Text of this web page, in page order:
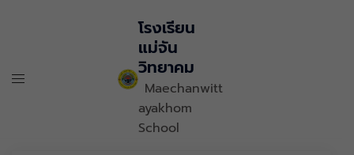
โรงเรียน
แม่จัน
วิทยาคม
Maechanwitt
ayakhom
School